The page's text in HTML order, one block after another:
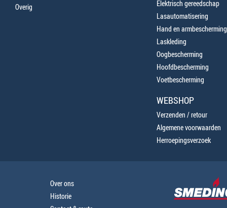
Overig
Elektrisch gereedschap
Lasautomatisering
Hand en armbescherming
Laskleding
Oogbescherming
Hoofdbescherming
Voetbescherming
WEBSHOP
Verzenden / retour
Algemene voorwaarden
Herroepingsverzoek
Over ons
Historie